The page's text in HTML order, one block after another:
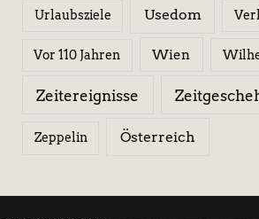
Urlaubsziele Usedom
Vor 110 Jahren Wien
Zeitereignisse
Zeppelin Österreich